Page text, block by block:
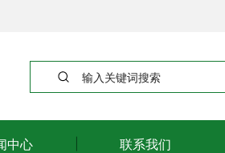
中心 联系我们